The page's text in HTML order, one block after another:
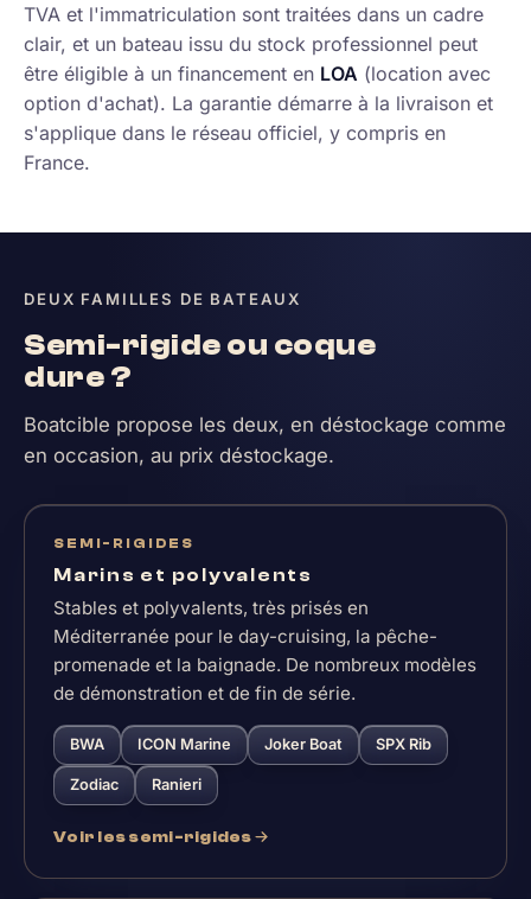
TVA et l'immatriculation sont traitées dans un cadre
clair, et un bateau issu du stock professionnel peut
être éligible à un financement en LOA (location avec
option d'achat). La garantie démarre à la livraison et
s'applique dans le réseau officiel, y compris en
France.
DEUX FAMILLES DE BATEAUX
Semi-rigide ou coque
dure ?
Boatcible propose les deux, en déstockage comme
en occasion, au prix déstockage.
SEMI-RIGIDES
Marins et polyvalents
Stables et polyvalents, très prisés en
Méditerranée pour le day-cruising, la pêche-
promenade et la baignade. De nombreux modèles
de démonstration et de fin de série.
BWA ICON Marine Joker Boat SPX Rib
Zodiac Ranieri
Voir les semi-rigides